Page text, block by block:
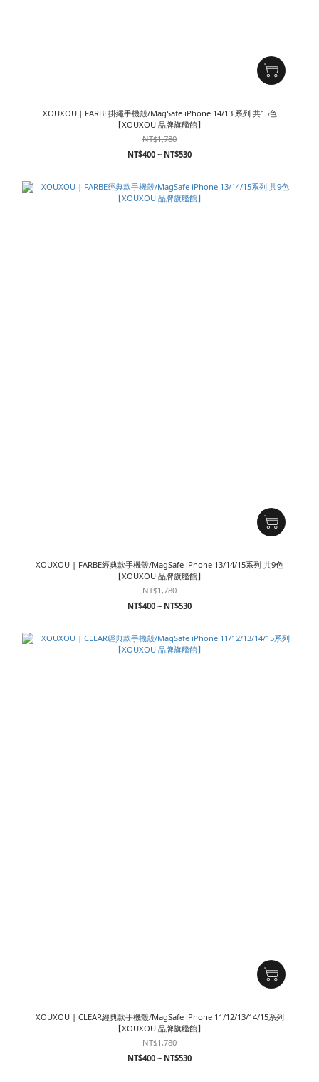
XOUXOU｜FARBE掛繩手機殼/MagSafe iPhone 14/13 系列 共15色
【XOUXOU 品牌旗艦館】
NT$1,780
NT$400 ~ NT$530
XOUXOU | FARBE經典款手機殼/MagSafe iPhone 13/14/15系列 共9色
【XOUXOU 品牌旗艦館】
NT$1,780
NT$400 ~ NT$530
XOUXOU | CLEAR經典款手機殼/MagSafe iPhone 11/12/13/14/15系列
【XOUXOU 品牌旗艦館】
NT$1,780
NT$400 ~ NT$530